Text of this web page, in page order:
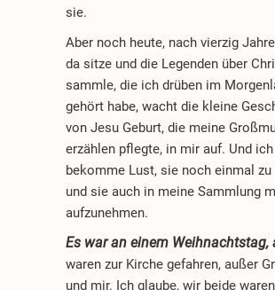
sie.
Aber noch heute, nach vierzig
da sitze und die Legenden über
sammle, die ich drüben im
gehört habe, wacht die kleine
von Jesu Geburt, die meine
erzählen pflegte, in mir auf. Und ich
bekomme Lust, sie noch einmal zu
und sie auch in meine Sammlung
aufzunehmen.
Es war an einem Weihnachtstag,
waren zur Kirche gefahren, außer
und mir. Ich glaube, wir beide